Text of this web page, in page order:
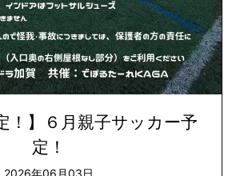
！】６月親子サッカー予
定！